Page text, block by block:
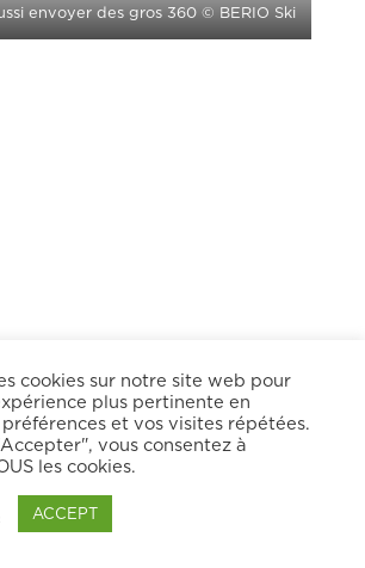
envoyer des gros 360 © BERIO Ski
CHAMOISERIE retournée ! © Kevin
Berthon
cookies sur notre site web pour
plus pertinente en
et vos visites répétées.
vous consentez à
les cookies.
ACCEPT